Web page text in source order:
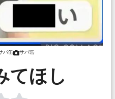
バ缶 サバ缶
てほし